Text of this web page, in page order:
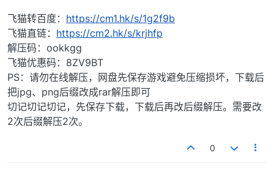
飞猫转百度： https://cm1.hk/s/1g2f9b
飞猫直链： https://cm2.hk/s/krjhfp
解压码：ookkgg
飞猫优惠码：8ZV9BT
PS：请勿在线解压，网盘先保存游戏避免压缩损坏，下载后
把jpg、png后缀改成rar解压即可
切记切记切记，先保存下载，下载后再改后缀解压。需要改
2次后缀解压2次。
0